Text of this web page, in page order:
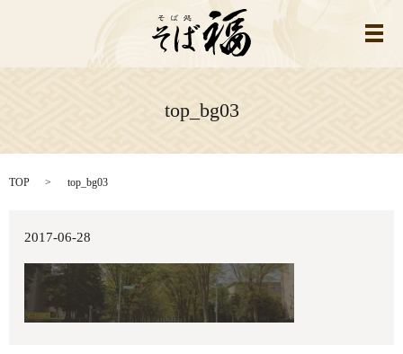
メ
top_bg03
TOP top_bg03
2017-06-28